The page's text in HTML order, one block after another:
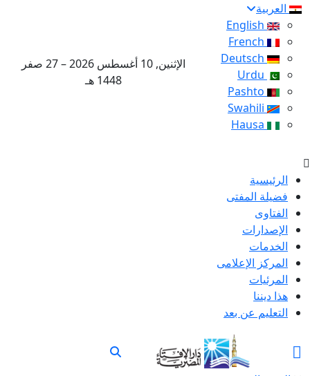
العربية
الإثنين, 10 أغسطس 2026 – 27 صفر
1448 هـ
الرئيسية
فضيلة المفتى
الفتاوى
الإصدارات
الخدمات
المركز الإعلامى
المرئيات
هذا ديننا
التعليم عن بعد